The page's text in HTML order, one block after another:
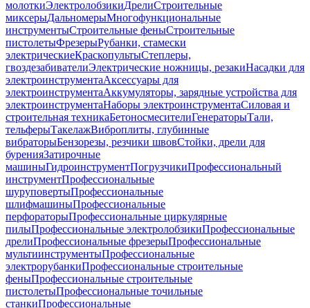
молоткиЭлектролобзикиДрелиСтроительные
миксерыДальномерыМногофункциональные
инструментыСтроительные феныСтроительные
пистолетыФрезерыРубанки, стамески
электрическиеКраскопультыСтеплеры,
гвоздезабивателиЭлектрические ножницы, резакиНасадки для
электроинструментаАксессуары для
электроинструментаАккумуляторы, зарядные устройства для
электроинструментаНаборы электроинструментаСиловая и
строительная техникаБетоносмесителиГенераторыТали,
тельферыТакелажВиброплиты, глубинные
вибраторыБензорезы, резчики швовСтойки, дрели для
буренияЗатирочные
машиныГидроинструментПогрузчикиПрофессиональный
инструментПрофессиональные
шуруповертыПрофессиональные
шлифмашиныПрофессиональные
перфораторыПрофессиональные циркулярные
пилыПрофессиональные электролобзикиПрофессиональные
дрелиПрофессиональные фрезерыПрофессиональные
мультиинструментыПрофессиональные
электрорубанкиПрофессиональные строительные
феныПрофессиональные строительные
пистолетыПрофессиональные точильные
станкиПрофессиональные